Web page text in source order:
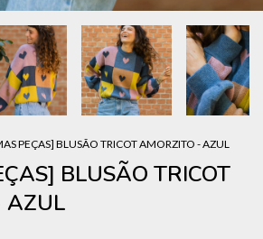
PEÇAS] BLUSÃO TRICOT AMORZITO - AZUL
BLUSÃO TRICOT
AZUL